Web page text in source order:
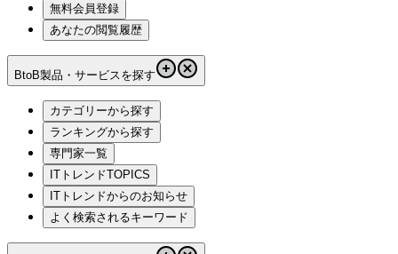
無料会員登録
あなたの閲覧履歴
BtoB製品・サービスを探す
カテゴリーから探す
ランキングから探す
専門家一覧
ITトレンドTOPICS
ITトレンドからのお知らせ
よく検索されるキーワード